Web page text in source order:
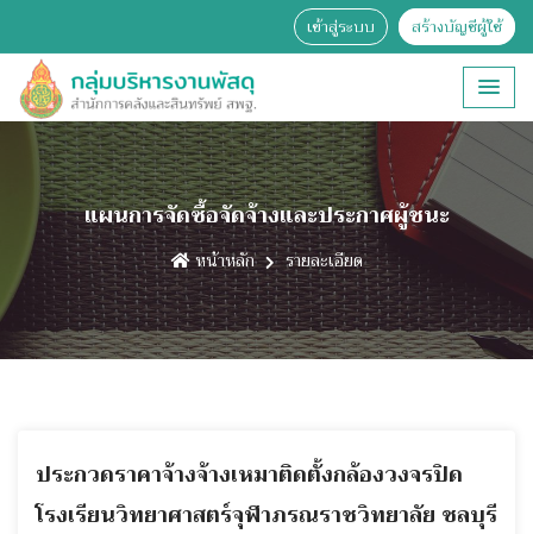
เข้าสู่ระบบ สร้างบัญชีผู้ใช้
แผนการจัดซื้อจัดจ้างและประกาศผู้ชนะ
หน้าหลัก รายละเอียด
ประกวดราคาจ้างจ้างเหมาติดตั้งกล้องวงจรปิด
โรงเรียนวิทยาศาสตร์จุฬาภรณราชวิทยาลัย ชลบุรี